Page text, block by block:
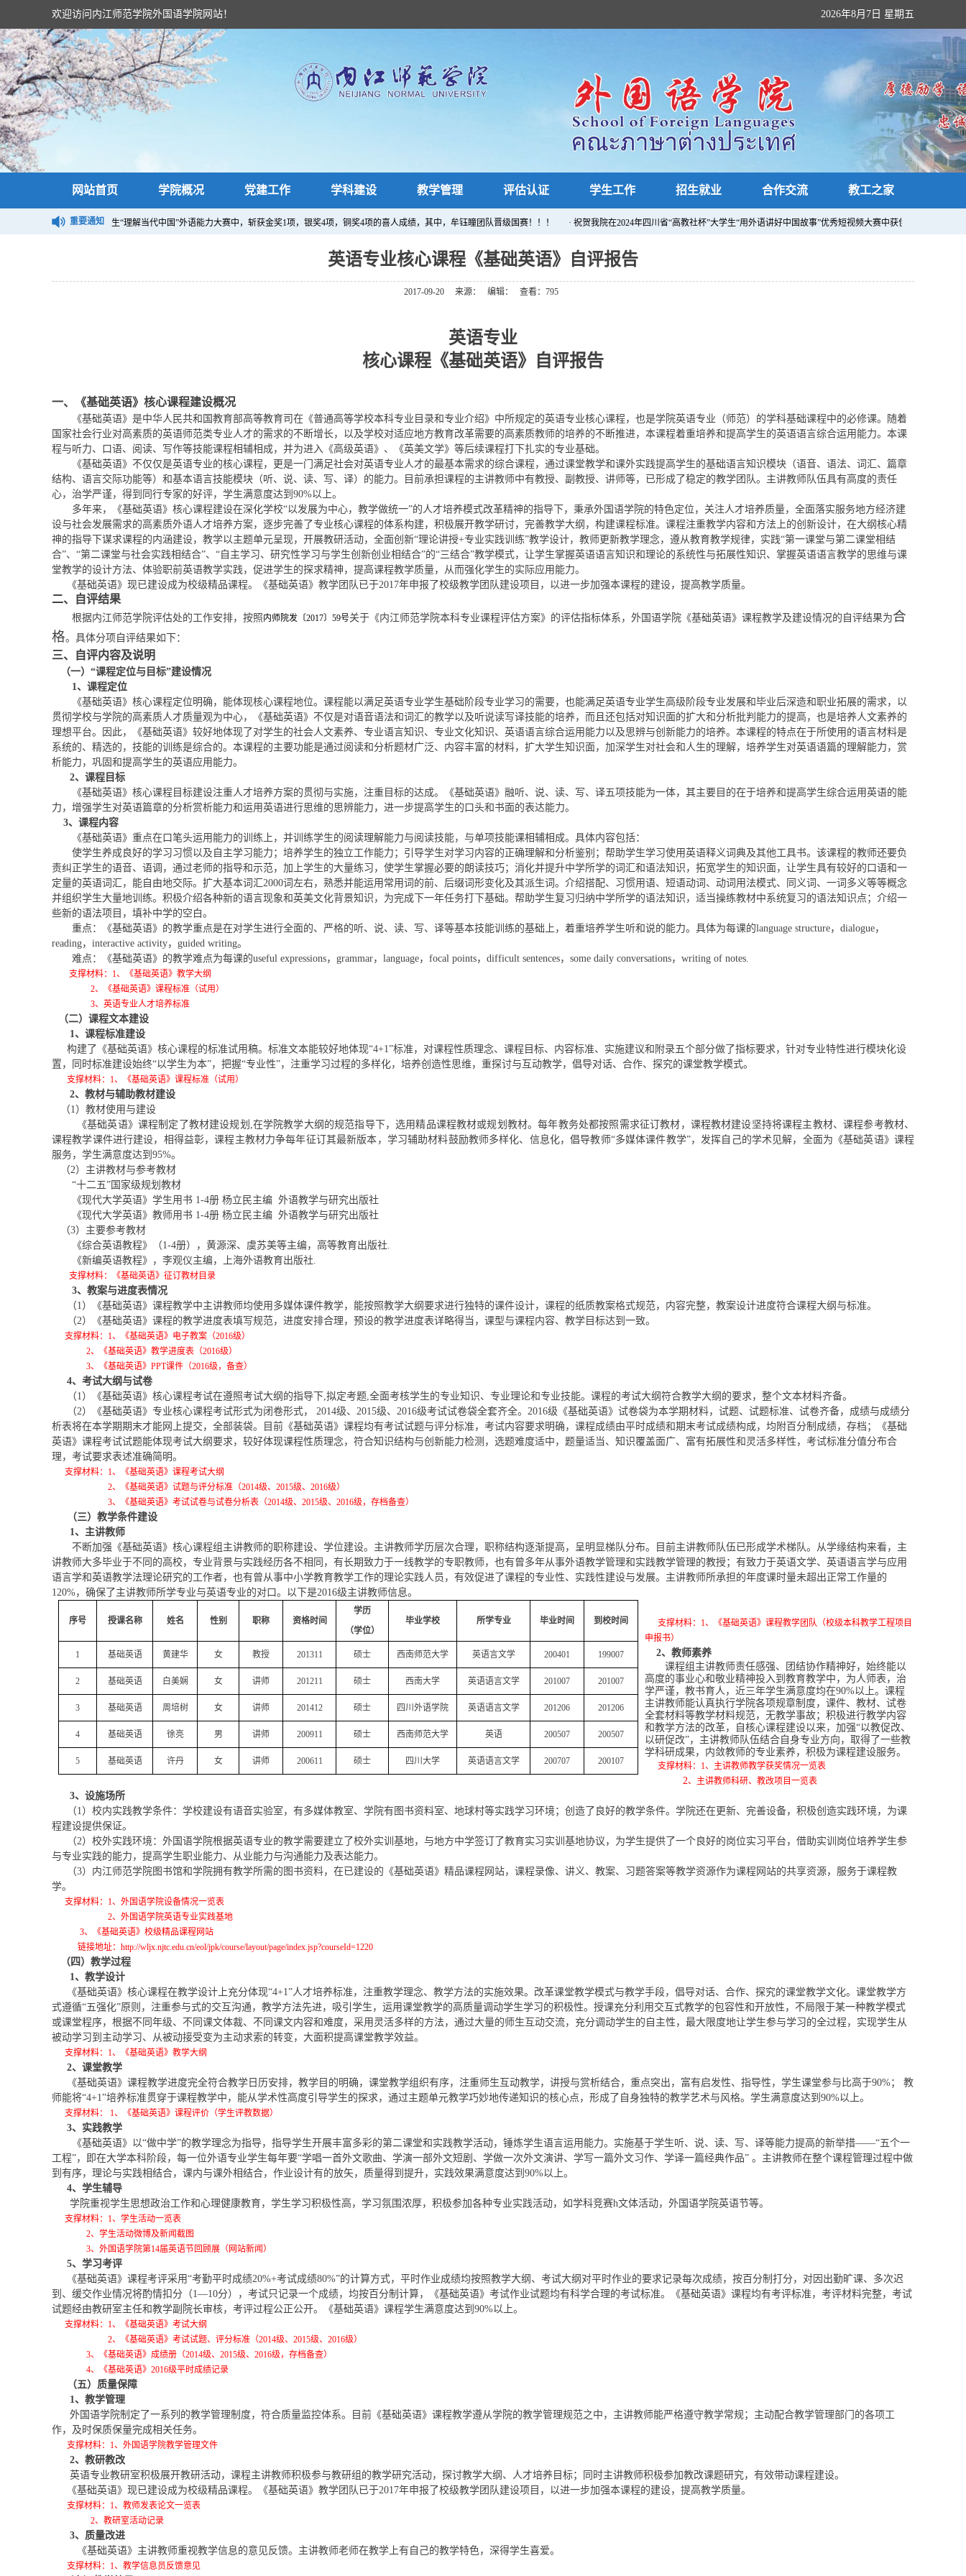
2026年8月7日 星期五
欢迎访问内江师范学院外国语学院网站！
网站首页 学院概况 党建工作 学科建设 教学管理 评估认证 学生工作 招生就业 合作交流 教工之家
重要通知
社·国才杯”四川省大学生“理解当代中国”外语能力大赛中，斩获金奖1项，银奖4项，铜奖4项的喜人成绩，其中，牟钰瞳团队晋级国赛！！！ · ​祝贺我院在2024年四川省“高教社杯”大学生“用外语讲好中国故事”优秀短视频大赛中获佳绩，贺亚男指导的
英语专业核心课程《基础英语》自评报告
2017-09-20 来源： 编辑： 查看： 795
英语专业
核心课程《基础英语》自评报告
一、《基础英语》核心课程建设概况
《基础英语》 是中华人民共和国教育部高等教育司在《普通高等学校本科专业目录和专业介绍》中所规定的英语专业核心课程，也是学院英语专业（师范）的学科基础课程中的必修课。随着
国家社会行业对高素质的英语师范类专业人才的需求的不断增长，以及学校对适应地方教育改革需要的高素质教师的培养的不断推进，本课程着重培养和提高学生的英语语言综合运用能力。本课
程与听力、口语、阅读、写作等技能课程相辅相成，并为进入《高级英语》、《英美文学》等后续课程打下扎实的专业基础。
《基础英语》不仅仅是英语专业的核心课程，更是一门满足社会对英语专业人才的最基本需求的综合课程， 通过课堂教学和课外实践提高学生的基础语言知识模块（语音、语法、词汇、篇章
结构、语言交际功能等）和基本语言技能模块（听、说、读、写、译）的能力。
目前承担课程的主讲教师中有教授、副教授、讲师等，已形成了稳定的教学团队。主讲教师队伍具有高度的责任
心，治学严谨，得到同行专家的好评，学生满意度达到90%以上。
多年来，
《基础英语》核心课程建设在深化学校“以发展为中心，教学做统一”的人才培养模式改革精神的指导下，秉承外国语学院的特色定位，关注人才培养质量，全面落实服务地方经济建
设与社会发展需求的高素质外语人才培养方案，逐步完善了专业核心课程的体系构建，积极展开教学研讨，完善教学大纲，构建课程标准。 课程注重教学内容和方法上的创新设计，在大纲核心精
神的指导下谋求课程的内涵建设，教学以主题单元呈现，开展教研活动，全面创新“理论讲授+专业实践训练”教学设计，教师更新教学理念，遵从教育教学规律，实践“第一课堂与第二课堂相结
合”、“第二课堂与社会实践相结合”、“自主学习、研究性学习与学生创新创业相结合”的“三结合”教学模式，让学生掌握英语语言知识和理论的系统性与拓展性知识、掌握英语语言教学的思维与课
堂教学的设计方法、体验职前英语教学实践，促进学生的探求精神，提高课程教学质量，从而强化学生的实际应用能力。
《基础英语》现已建设成为校级精品课程。《基础英语》教学团队已于2017年申报了校级教学团队建设项目，以进一步加强本课程的建设，提高教学质量。
二、自评结果
根据内江师范学院评估处的工作安排，按照内师院发〔2017〕59号关于《内江师范学院本科专业课程评估方案》的评估指标体系，外国语学院 《基础英语》 课程教学及建设情况的 自评结果为合
格。具体分项自评结果如下：
三、 自评内容及说明
（一）“课程定位与目标”建设情况
1、课程定位
《基础英语》核心课程定位明确，能体现核心课程地位。课程能以满足英语专业学生基础阶段专业学习的需要，也能满足英语专业学生高级阶段专业发展和毕业后深造和职业拓展的需求，以
贯彻学校与学院的高素质人才质量观为中心，
《基础英语》不仅是对语音语法和词汇的教学以及听说读写译技能的培养，而且还包括对知识面的扩大和分析批判能力的提高，也是培养人文素养的
理想平台。因此，《基础英语》较好地体现了对学生的社会人文素养、专业语言知识、专业文化知识、英语语言综合运用能力以及思辨与创新能力的培养。本课程的特点在于所使用的语言材料是
系统的、精选的，技能的训练是综合的。 本课程的主要功能是通过阅读和分析题材广泛、内容丰富的材料，扩大学生知识面，加深学生对社会和人生的理解，培养学生对英语语篇的理解能力，赏
析能力，巩固和提高学生的英语应用能力。
2、课程目标
《基础英语》核心课程目标建设注重人才培养方案的贯彻与实施，注重目标的达成。《基础英语》融听、说、 读、写、译五项技能为一体，其主要目的在于培养和提高学生综合运用英语的能
力，增强学生对英语篇章的分析赏析能力和运用英语进行思维的思辨能力，进一步提高学生的口头和书面的表达能力。
3、课程内容
《基础英语》重点在口笔头运用能力的训练上，并训练学生的阅读理解能力与阅读技能，与单项技能课相辅相成。 具体内容包括：
使学生养成良好的学习习惯以及自主学习能力 ；培养学生的独立工作能力；引导学生对学习内容的正确理解和分析鉴别；帮助学生学习使用英语释义词典及其他工具书。该课程的教师还要负
责纠正学生的语音、语调，通过老师的指导和示范，加上学生的大量练习，使学生掌握必要的朗读技巧；消化并提升中学所学的词汇和语法知识，拓宽学生的知识面，让学生具有较好的口语和一
定量的英语词汇，能自由地交际。扩大基本词汇 2000词左右，熟悉并能运用常用词的前、后缀词形变化及其派生词。介绍搭配、习惯用语、短语动词、动词用法模式、同义词、一词多义等等概念
并组织学生大量地训练。积极介绍各种新的语言现象和英美文化背景知识，为完成下一年任务打下基础。帮助学生复习归纳中学所学的语法知识，适当操练教材中系统复习的语法知识点；介绍一
些新的语法项目，填补中学的空白。
重点：《基础英语》的教学重点是在对学生进行全面的、严格的听、说、读、写、译等基本技能训练的基础上，着重培养学生听和说的能力。具体为每课的language structure， dialogue，
reading， interactive activity， guided writing。
难点：《基础英语》的教学难点为每课的useful expressions， grammar， language， focal points， difficult sentences， some daily conversations， writing of notes.
支撑材料：1、《基础英语》教学大纲
2、《基础英语》课程标准（试用）
3、英语专业人才培养标准
（二）课程文本建设
1、课程标准建设
构建了《基础英语》核心课程的标准试用稿。标准文本能较好地体现“4+1”标准，对课程性质理念、课程目标、内容标准、实施建议和附录五个部分做了指标要求，针对专业特性进行模块化设
置，同时标准建设始终“以学生为本”，把握“专业性”，注重学习过程的多样化，培养创造性思维，重探讨与互动教学， 倡导对话、合作、探究的课堂教学模式。
支撑材料：1、《基础英语》课程标准（试用）
2、教材与辅助教材建设
（1）教材使用与建设
《基础英语》课程制定了教材建设规划,在学院教学大纲的规范指导下，选用精品课程教材或规划教材。每年教务处都按照需求征订教材，课程教材建设坚持将课程主教材、课程参考教材、
课程教学课件进行建设，相得益彰，课程主教材力争每年征订其最新版本，学习辅助材料鼓励教师多样化、信息化，倡导教师“多媒体课件教学”，发挥自己的学术见解，全面为《基础英语》课程
服务，学生满意度达到95%。
（2）主讲教材与参考教材
“十二五” 国家级规划教材
《现代大学英语》学生用书 1-4册 杨立民主编 外语教学与研究出版社
《现代大学英语》教师用书 1-4册 杨立民主编 外语教学与研究出版社
（3）主要参考教材
《综合英语教程》（1-4册），黄源深、虞苏美等主编，高等教育出版社.
《新编英语教程》，李观仪主编，上海外语教育出版社.
支撑材料：《基础英语》征订教材目录
3、教案与进度表情况
（1）《基础英语》课程教学中主讲教师均使用多媒体课件教学，能按照教学大纲要求进行独特的课件设计，课程的纸质教案格式规范，内容完整，教案设计进度符合课程大纲与标准。
（2）《基础英语》课程的教学进度表填写规范，进度安排合理，预设的教学进度表详略得当，课型与课程内容、教学目标达到一致。
支撑材料：1、《基础英语》电子教案（2016级）
2、《基础英语》教学进度表（2016级）
3、《基础英语》PPT课件（2016级，备查）
4、考试大纲与试卷
（1）《基础英语》核心课程考试在遵照考试大纲的指导下,拟定考题,全面考核学生的专业知识、专业理论和专业技能。课程的考试大纲符合教学大纲的要求，整个文本材料齐备。
（2）《基础英语》专业核心课程考试形式为闭卷形式， 2014级、2015级、2016级考试试卷袋全套齐全。2016级《基础英语》试卷袋为本学期材料，试题、试题标准、试卷齐备，成绩与成绩分
析表将在本学期期末才能网上提交，全部装袋。目前《基础英语》课程均有考试试题与评分标准，考试内容要求明确，课程成绩由平时成绩和期末考试成绩构成，均附百分制成绩，存档；《基础
英语》课程考试试题能体现考试大纲要求，较好体现课程性质理念，符合知识结构与创新能力检测，选题难度适中，题量适当、知识覆盖面广、富有拓展性和灵活多样性，考试标准分值分布合
理，考试要求表述准确简明。
支撑材料：1、《基础英语》课程考试大纲
2、《基础英语》试题与评分标准（2014级、2015级、2016级）
3、《基础英语》考试试卷与试卷分析表（2014级、2015级、2016级，存档备查）
（三）教学条件建设
1、主讲教师
不断加强《基础英语》核心课程组主讲教师的职称建设、学位建设。主讲教师学历层次合理，职称结构逐渐提高，呈明显梯队分布。目前主讲教师队伍已形成学术梯队。从学缘结构来看，主
讲教师大多毕业于不同的高校，专业背景与实践经历各不相同，有长期致力于一线教学的专职教师，也有曾多年从事外语教学管理和实践教学管理的教授；有致力于英语文学、英语语言学与应用
语言学和英语教学法理论研究的工作者，也有曾从事中小学教育教学工作的理论实践人员，有效促进了课程的专业性、实践性建设与发展。 主讲教师所承担的年度课时量未超出正常工作量的
120%，确保了主讲教师所学专业与英语专业的对口。以下是2016级主讲教师信息。
序号 授课名称 姓名 性别 职称 资格时间
学历
（学位）
毕业学校 所学专业 毕业时间 到校时间
1 基础英语 黄建华 女 教授 201311 硕士 西南师范大学 英语言文学 200401 199007
2 基础英语 白美娴 女 讲师 201211 硕士 西南大学 英语语言文学 201007 201007
3 基础英语 周培树 女 讲师 201412 硕士 四川外语学院 英语语言文学 201206 201206
4 基础英语 徐亮 男 讲师 200911 硕士 西南师范大学 英语 200507 200507
5 基础英语 许丹 女 讲师 200611 硕士 四川大学 英语语言文学 200707 200107
支撑材料：1、《基础英语》课程教学团队（校级本科教学工程项目
申报书）
2、教师素养
课程组主讲教师责任感强、团结协作精神好，始终能以
高度的事业心和敬业精神投入到教育教学中，为人师表，治
学严谨，教书育人，近三年学生满意度均在90%以上。课程
主讲教师能认真执行学院各项规章制度，课件、教材、试卷
全套材料等教学材料规范，无教学事故；积极进行教学内容
和教学方法的改革，
自核心课程建设以来，加强“以教促改、
以研促改”，主讲教师队伍结合自身专业方向，取得了一些教
学科研成果，内敛教师的专业素养，积极为课程建设服务。
支撑材料：1、主讲教师教学获奖情况一览表
2、主讲教师科研、教改项目一览表
3、设施场所
（1）校内实践教学条件：学校建设有语音实验室，有多媒体教室、学院有图书资料室、地球村等实践学习环境；创造了良好的教学条件。学院还在更新、完善设备，积极创造实践环境，为课
程建设提供保证。
（2）校外实践环境：外国语学院根据英语专业的教学需要建立了校外实训基地，与地方中学签订了教育实习实训基地协议，为学生提供了一个良好的岗位实习平台，借助实训岗位培养学生参
与专业实践的能力，提高学生职业能力、从业能力与沟通能力及表达能力。
（3）内江师范学院图书馆和学院拥有教学所需的图书资料，在已建设的《基础英语》精品课程网站，课程录像、讲义、教案、习题答案等教学资源作为课程网站的共享资源，服务于课程教
学。
支撑材料：1、外国语学院设备情况一览表
2、 外国语学院英语专业实践基地
3、《基础英语》校级精品课程网站
链接地址： http://wljx.njtc.edu.cn/eol/jpk/course/layout/page/index.jsp?courseId=1220
（四）教学过程
1、教学设计
《基础英语》核心课程在教学设计上充分体现“4+1”人才培养标准，注重教学理念、教学方法的实施效果。 改革课堂教学模式与教学手段，倡导对话、合作、探究的课堂教学文化。课堂教学方
式遵循“五强化”原则，注重参与式的交互沟通，教学方法先进，吸引学生，运用课堂教学的高质量调动学生学习的积极性。授课充分利用交互式教学的包容性和开放性，不局限于某一种教学模式
或课堂程序，根据不同年级、不同课文体裁、不同课文内容和难度，采用灵活多样的方法，通过大量的师生互动交流，充分调动学生的自主性，最大限度地让学生参与学习的全过程，实现学生从
被动学习到主动学习、从被动接受变为主动求索的转变，大面积提高课堂教学效益。
支撑材料：1、 《基础英语》教学大纲
2、课堂教学
《基础英语》课程教学进度完全符合教学日历安排，教学目的明确，课堂教学组织有序，注重师生互动教学，讲授与赏析结合，重点突出，富有启发性、指导性，学生课堂参与比高于90%； 教
师能将“4+1”培养标准贯穿于课程教学中，能从学术性高度引导学生的探求，通过主题单元教学巧妙地传递知识的核心点，形成了自身独特的教学艺术与风格。学生满意度达到90%以上。
支撑材料： 1、《基础英语》课程评价（学生评教数据）
3、实践教学
《基础英语》 以“做中学”的教学理念为指导，指导学生开展丰富多彩的第二课堂和实践教学活动，锤炼学生语言运用能力。实施基于学生听、说、读、写、译等能力提高的新举措——“五个一
工程”，即在大学本科阶段，每一位外语专业学生每年要“学唱一首外文歌曲、学演一部外文短剧、学做一次外文演讲、学写一篇外文习作、学译一篇经典作品” 。 主讲教师在整个课程管理过程中做
到有序，理论与实践相结合，课内与课外相结合，作业设计有的放矢，质量得到提升，实践效果满意度达到90%以上。
4、学生辅导
学院重视学生思想政治工作和心理健康教育，学生学习积极性高，学习氛围浓厚，积极参加各种专业实践活动，如学科竞赛h文体活动，外国语学院英语节等。
支撑材料：1、学生活动一览表
2、学生活动微博及新闻截图
3、外国语学院第14届英语节回顾展（网站新闻）
5、学习考评
《基础英语》课程考评采用“考勤平时成绩20%+考试成绩80%”的计算方式，平时作业成绩均按照教学大纲、考试大纲对平时作业的要求记录每次成绩，按百分制打分，对因出勤旷课、多次迟
到、缓交作业情况将酌情扣分（1—10分），考试只记录一个成绩，均按百分制计算，《基础英语》考试作业试题均有科学合理的考试标准。《基础英语》课程均有考评标准，考评材料完整，考试
试题经由教研室主任和教学副院长审核，考评过程公正公开。《基础英语》课程学生满意度达到90%以上。
支撑材料：1、《基础英语》考试大纲
2、《基础英语》考试试题、评分标准（2014级、2015级、2016级）
3、《基础英语》成绩册（2014级、2015级、2016级，存档备查）
4、《基础英语》2016级平时成绩记录
（五）质量保障
1、教学管理
外国语学院制定了一系列的教学管理制度，符合质量监控体系。目前《基础英语》课程教学遵从学院的教学管理规范之中，主讲教师能严格遵守教学常规；主动配合教学管理部门的各项工
作，及时保质保量完成相关任务。
支撑材料：1、外国语学院教学管理文件
2、教研教改
英语专业教研室积极展开教研活动，课程主讲教师积极参与教研组的教学研究活动，探讨教学大纲、人才培养目标；同时主讲教师积极参加教改课题研究，有效带动课程建设。
《基础英语》现已建设成为校级精品课程。《基础英语》教学团队已于2017年申报了校级教学团队建设项目，以进一步加强本课程的建设，提高教学质量。
支撑材料：1、教师发表论文一览表
2、教研室活动记录
3、质量改进
《基础英语》主讲教师重视教学信息的意见反馈。主讲教师老师在教学上有自己的教学特色，深得学生喜爱。
支撑材料：1、教学信息员反馈意见